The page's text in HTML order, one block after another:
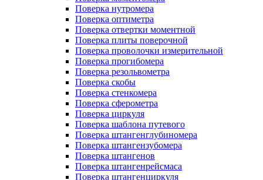
Поверка нутромера
Поверка оптиметра
Поверка отвертки моментной
Поверка плиты поверочной
Поверка проволочки измерительной
Поверка прогибомера
Поверка резольвометра
Поверка скобы
Поверка стенкомера
Поверка сферометра
Поверка циркуля
Поверка шаблона путевого
Поверка штангенглубиномера
Поверка штангензубомера
Поверка штангенов
Поверка штангенрейсмаса
Поверка штангенциркуля